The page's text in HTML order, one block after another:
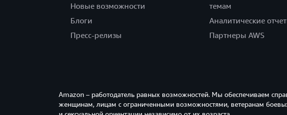
Новые возможности
Блоги
Пресс-релизы
темам
Аналитические
Партнеры AWS
Amazon – работодатель равных возможностей. Мы обеспечиваем
женщинам, лицам с ограниченными возможностями, ветеранам